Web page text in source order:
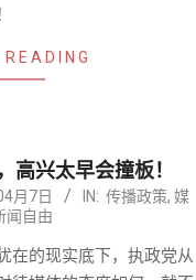
高兴太早会撞板！
月7日 IN: 传播政策, 媒
闻自由
在的现实底下，执政党从